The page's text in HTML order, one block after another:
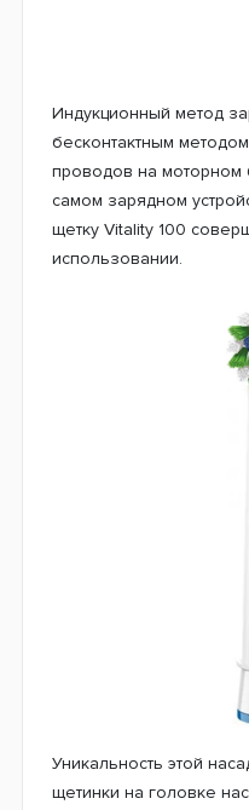
Индукционный метод
бесконтактным
проводов на моторном
самом зарядном
щетку Vitality 100
использовании.
Уникальность этой
щетинки на головке